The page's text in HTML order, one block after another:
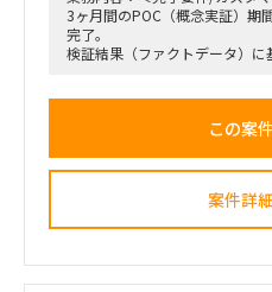
3ヶ月間のPOC（概念実証）期
完了。
検証結果（ファクトデータ）
・稟議通過後の実務（POCフ
・3ヶ月間の検証マイルストー
・市場調査、ヒアリング対象
実行。
デート。
・事業計画、ターゲット層の
この案
案件詳